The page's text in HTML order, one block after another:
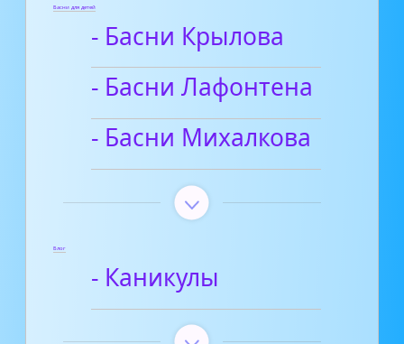
Басни для детей
- Басни Крылова
- Басни Лафонтена
- Басни Михалкова
Блог
- Каникулы